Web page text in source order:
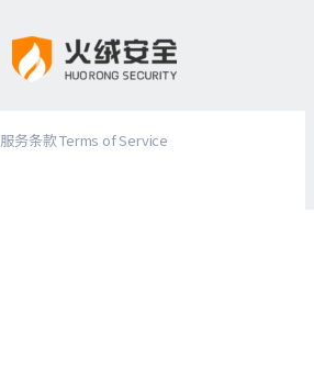
服务条款 Terms of Service